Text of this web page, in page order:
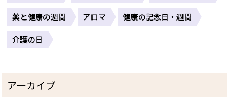
薬と健康の週間 アロマ 健康の記念日・週間
介護の日
アーカイブ